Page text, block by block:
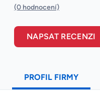
(0 hodnocení)
NAPSAT RECENZI
PROFIL FIRMY